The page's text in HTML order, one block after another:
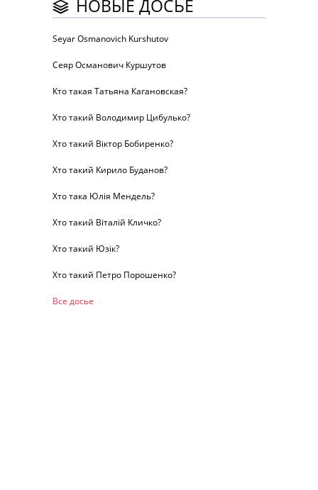
НОВЫЕ ДОСЬЕ
Seyar Osmanovich Kurshutov
Сеяр Османович Куршутов
Кто такая Татьяна Кагановская?
Хто такий Володимир Цибулько?
Хто такий Віктор Бобиренко?
Хто такий Кирило Буданов?
Хто така Юлія Мендель?
Хто такий Віталій Кличко?
Хто такий Юзік?
Хто такий Петро Порошенко?
Все досье